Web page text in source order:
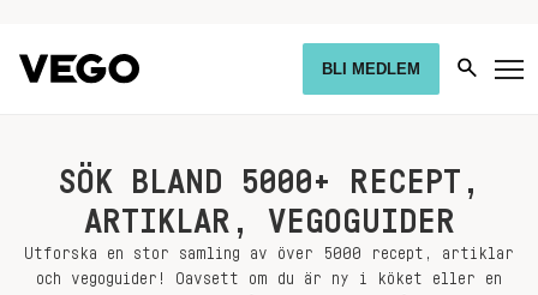
BLI MEDLEM
SÖK BLAND 5000+ RECEPT,
ARTIKLAR, VEGOGUIDER
Utforska en stor samling av över 5000 recept, artiklar
och vegoguider! Oavsett om du är ny i köket eller en